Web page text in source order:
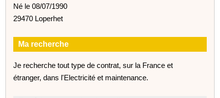
Né le 08/07/1990
29470 Loperhet
Ma recherche
Je recherche tout type de contrat, sur la France et
étranger, dans l'Electricité et maintenance.